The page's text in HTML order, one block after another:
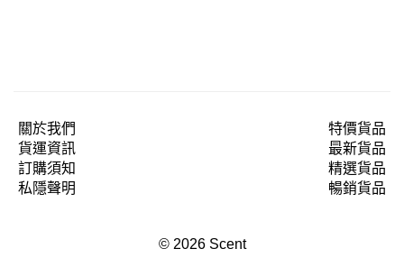
關於我們
貨運資訊
訂購須知
私隱聲明
特價貨品
最新貨品
精選貨品
暢銷貨品
© 2026 Scent